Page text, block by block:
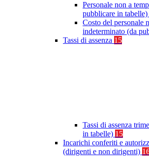
Personale non a
pubblicare in tabelle)
Costo del personale
indeterminato (da
Tassi di assenza 15
Tassi di assenza
in tabelle) 15
Incarichi conferiti e
(dirigenti e non dirigenti)